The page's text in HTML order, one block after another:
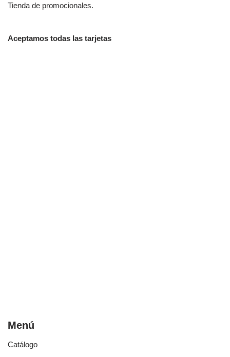
Tienda de promocionales.
Aceptamos todas las tarjetas
Menú
Catálogo